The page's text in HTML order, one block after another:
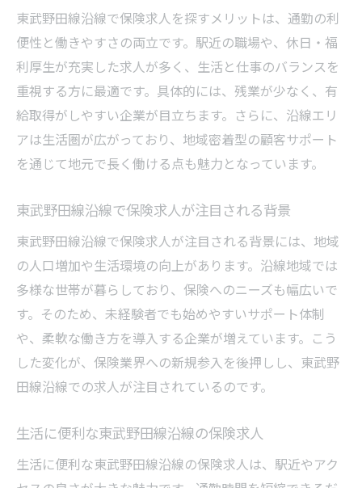
東武野田線沿線で保険求人を探すメリットは、通勤の利
便性と働きやすさの両立です。駅近の職場や、休日・福
利厚生が充実した求人が多く、生活と仕事のバランスを
重視する方に最適です。具体的には、残業が少なく、有
給取得がしやすい企業が目立ちます。さらに、沿線エリ
アは生活圏が広がっており、地域密着型の顧客サポート
を通じて地元で長く働ける点も魅力となっています。
東武野田線沿線で保険求人が注目される背景
東武野田線沿線で保険求人が注目される背景には、地域
の人口増加や生活環境の向上があります。沿線地域では
多様な世帯が暮らしており、保険へのニーズも幅広いで
す。そのため、未経験者でも始めやすいサポート体制
や、柔軟な働き方を導入する企業が増えています。こう
した変化が、保険業界への新規参入を後押しし、東武野
田線沿線での求人が注目されているのです。
生活に便利な東武野田線沿線の保険求人
生活に便利な東武野田線沿線の保険求人は、駅近やアク